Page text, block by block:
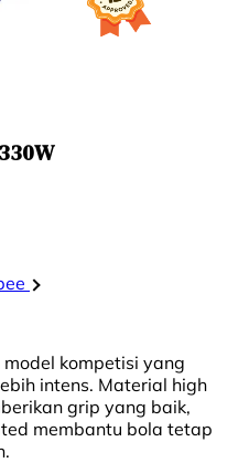
kompetisi yang
intens. Material high
grip yang baik,
membantu bola tetap